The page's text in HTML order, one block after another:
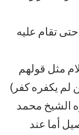
حتى تقام عليه
مثل قولهم
لم يكفره كفر)
الشيخ محمد
أما عند